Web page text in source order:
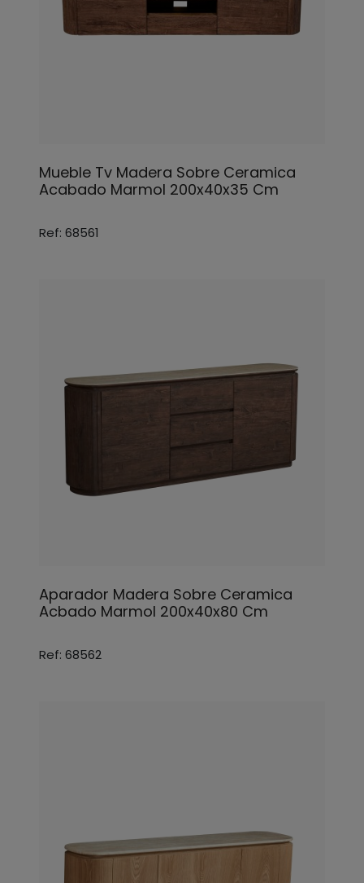
Mueble Tv Madera Sobre Ceramica
Acabado Marmol 200x40x35 Cm
Ref: 68561
Aparador Madera Sobre Ceramica
Acbado Marmol 200x40x80 Cm
Ref: 68562